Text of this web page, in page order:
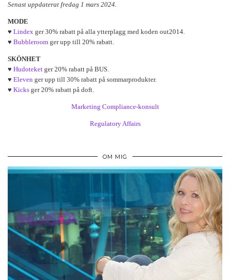
Senast uppdaterat fredag 1 mars 2024.
MODE
♥ Lindex ger 30% rabatt på alla ytterplagg med koden out2014.
♥ Bubbleroom ger upp till 20% rabatt.
SKÖNHET
♥ Hudoteket ger 20% rabatt på BUS.
♥ Eleven ger upp till 30% rabatt på sommarprodukter.
♥ Kicks ger 20% rabatt på doft.
Marketing Compliance-konsult
Regulatory Affairs
OM MIG